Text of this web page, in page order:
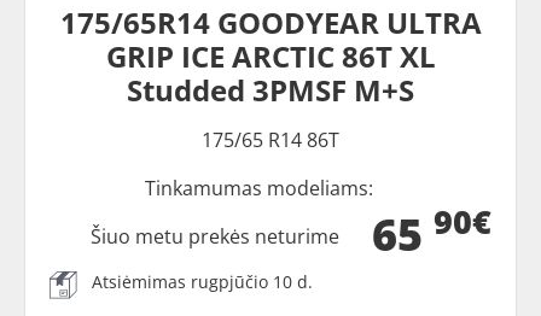
175/65R14 GOODYEAR ULTRA
GRIP ICE ARCTIC 86T XL
Studded 3PMSF M+S
175/65 R14 86T
Tinkamumas modeliams:
65 90€
Šiuo metu prekės neturime
Atsiėmimas rugpjūčio 10 d.